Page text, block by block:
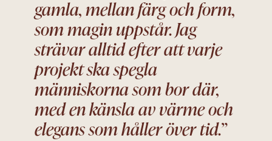
gamla, mellan färg och form,
som magin uppstår. Jag
strävar alltid efter att varje
projekt ska spegla
människorna som bor där,
med en känsla av värme och
elegans som håller över tid.”